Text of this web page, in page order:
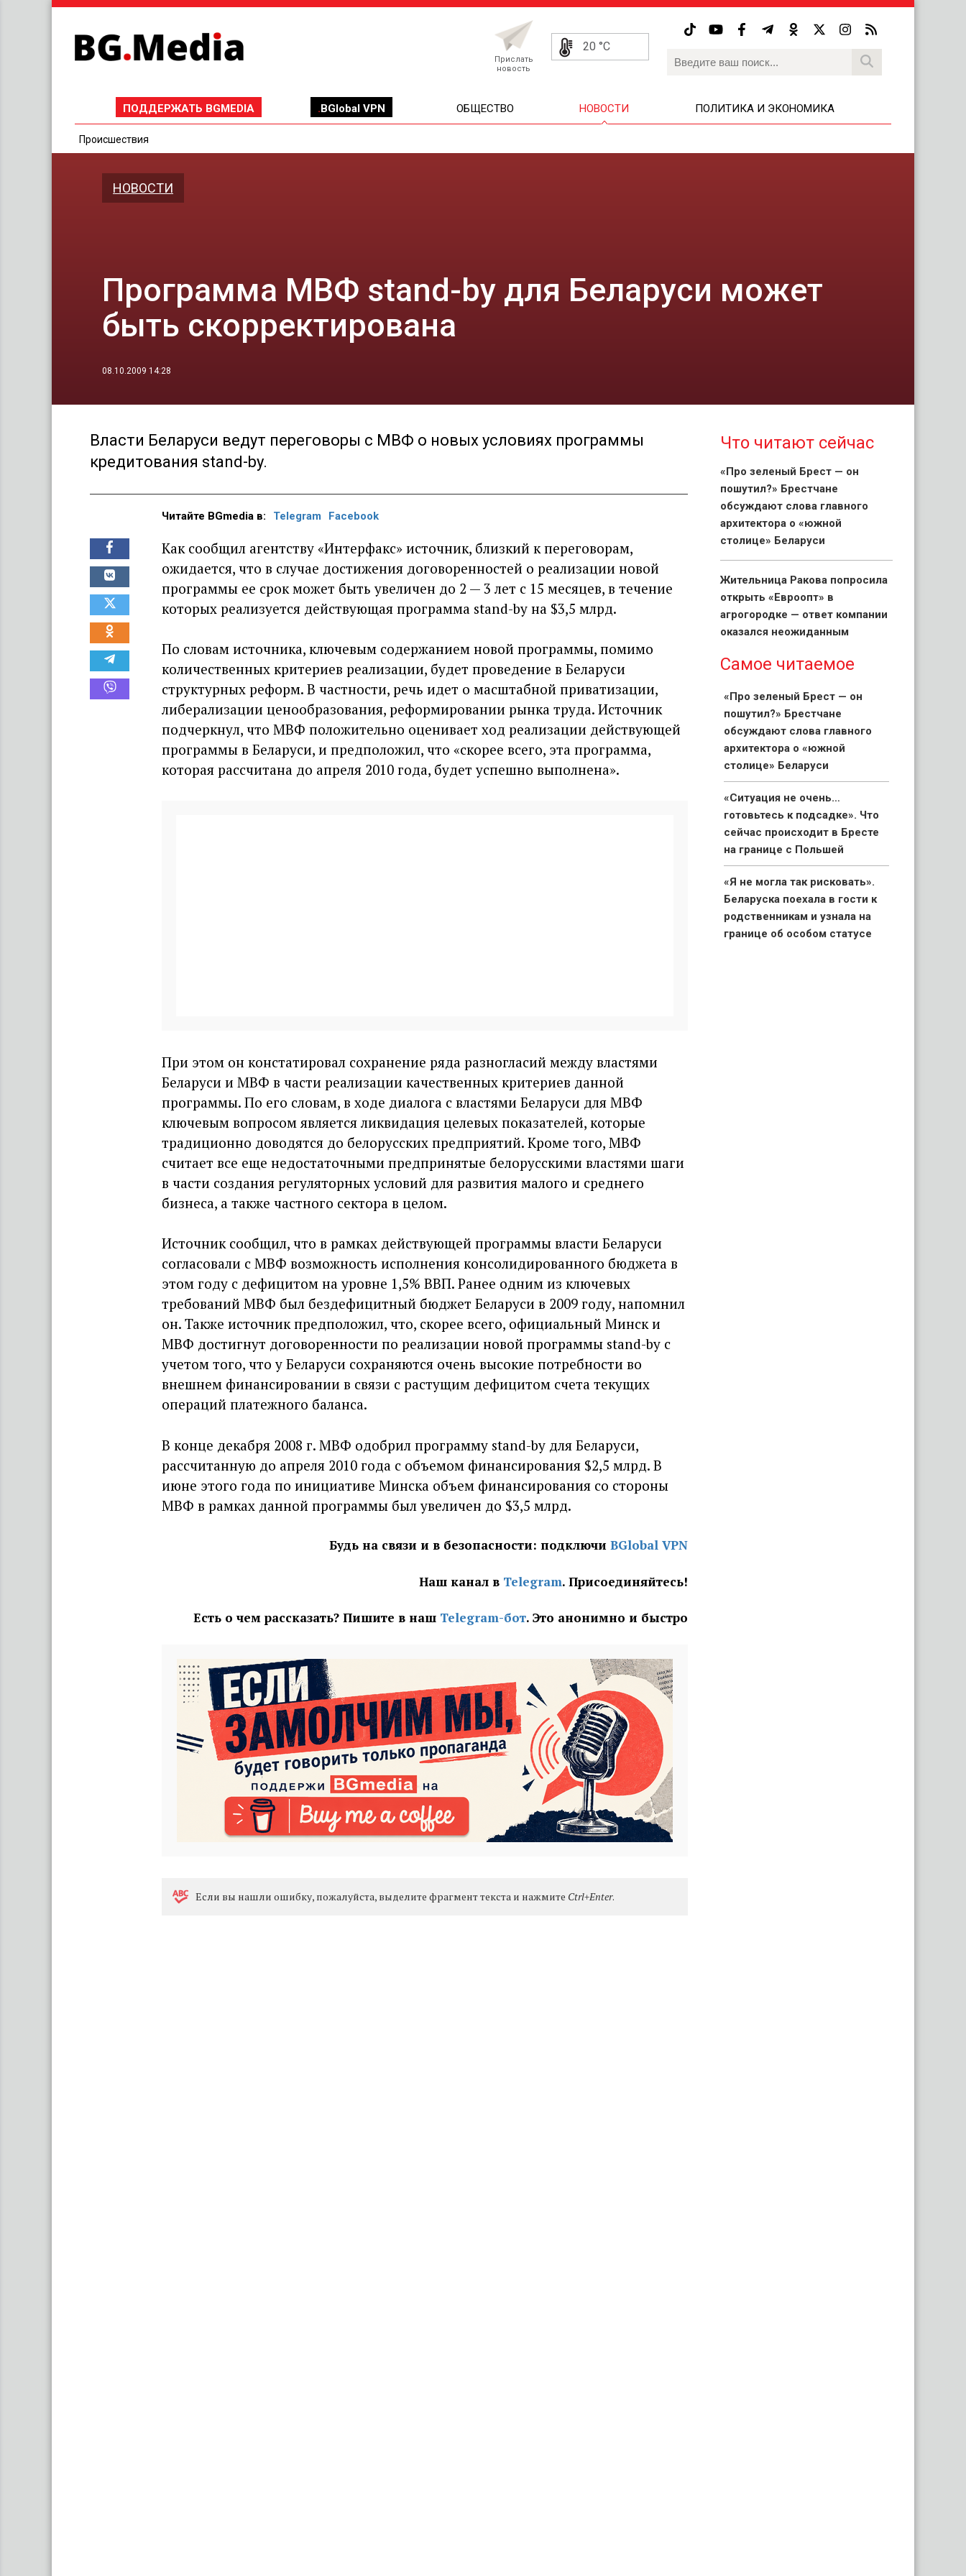
Прислать
новость
20 °C
ПОДДЕРЖАТЬ BGMEDIA BGlobal VPN ОБЩЕСТВО НОВОСТИ
Проиcшествия
ПОЛИТИКА И ЭКОНОМИКА
НОВОСТИ
Программа МВФ stand-by для Беларуси может
быть скорректирована
08.10.2009 14:28
Власти Беларуси ведут переговоры с МВФ о новых условиях программы
кредитования stand-by.
Читайте BGmedia в: Telegram Facebook
Как сообщил агентству «Интерфакс» источник, близкий к переговорам,
ожидается, что в случае достижения договоренностей о реализации новой
программы ее срок может быть увеличен до 2 — 3 лет с 15 месяцев, в течение
которых реализуется действующая программа stand-by на $3,5 млрд.
По словам источника, ключевым содержанием новой программы, помимо
количественных критериев реализации, будет проведение в Беларуси
структурных реформ. В частности, речь идет о масштабной приватизации,
либерализации ценообразования, реформировании рынка труда. Источник
подчеркнул, что МВФ положительно оценивает ход реализации действующей
программы в Беларуси, и предположил, что «скорее всего, эта программа,
которая рассчитана до апреля 2010 года, будет успешно выполнена».
При этом он констатировал сохранение ряда разногласий между властями
Беларуси и МВФ в части реализации качественных критериев данной
программы. По его словам, в ходе диалога с властями Беларуси для МВФ
ключевым вопросом является ликвидация целевых показателей, которые
традиционно доводятся до белорусских предприятий. Кроме того, МВФ
считает все еще недостаточными предпринятые белорусскими властями шаги
в части создания регуляторных условий для развития малого и среднего
бизнеса, а также частного сектора в целом.
Источник сообщил, что в рамках действующей программы власти Беларуси
согласовали с МВФ возможность исполнения консолидированного бюджета в
этом году с дефицитом на уровне 1,5% ВВП. Ранее одним из ключевых
требований МВФ был бездефицитный бюджет Беларуси в 2009 году, напомнил
он. Также источник предположил, что, скорее всего, официальный Минск и
МВФ достигнут договоренности по реализации новой программы stand-by с
учетом того, что у Беларуси сохраняются очень высокие потребности во
внешнем финансировании в связи с растущим дефицитом счета текущих
операций платежного баланса.
В конце декабря 2008 г. МВФ одобрил программу stand-by для Беларуси,
рассчитанную до апреля 2010 года с объемом финансирования $2,5 млрд. В
июне этого года по инициативе Минска объем финансирования со стороны
МВФ в рамках данной программы был увеличен до $3,5 млрд.
Будь на связи и в безопасности: подключи BGlobal VPN
Наш канал в Telegram. Присоединяйтесь!
Есть о чем рассказать? Пишите в наш Telegram-бот. Это анонимно и быстро
Eсли вы нашли ошибку, пожалуйста, выделите фрагмент текста и нажмите Ctrl+Enter.
Что читают сейчас
«Про зеленый Брест — он
пошутил?» Брестчане
обсуждают слова главного
архитектора о «южной
столице» Беларуси
Жительница Ракова попросила
открыть «Евроопт» в
агрогородке — ответ компании
оказался неожиданным
Самое читаемое
«Про зеленый Брест — он
пошутил?» Брестчане
обсуждают слова главного
архитектора о «южной
столице» Беларуси
«Ситуация не очень…
готовьтесь к подсадке». Что
сейчас происходит в Бресте
на границе с Польшей
«Я не могла так рисковать».
Беларуска поехала в гости к
родственникам и узнала на
границе об особом статусе